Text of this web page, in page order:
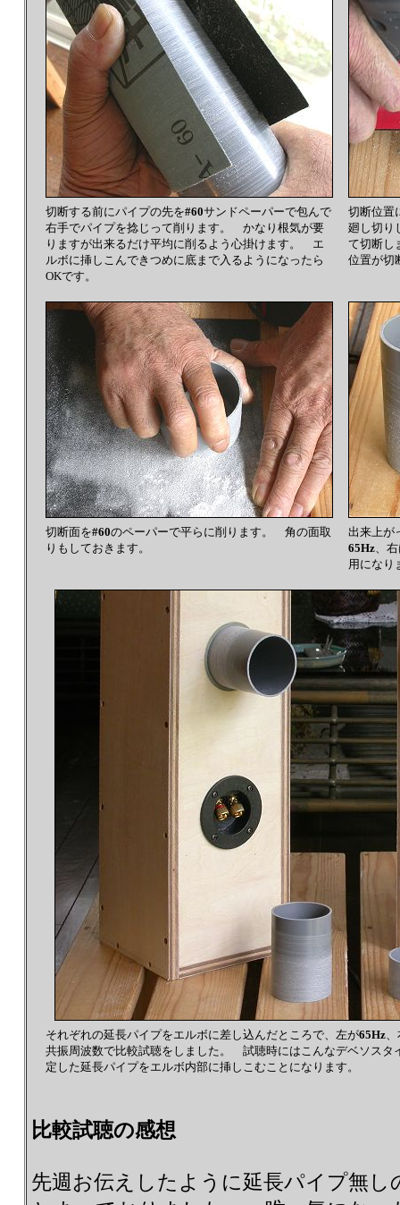
切断する前にパイプの先を#60サンドペーパーで包んで
右手でパイプを捻じって削ります。 かなり根気が要
りますが出来るだけ平均に削るよう心掛けます。 エ
ルボに挿しこんできつめに底まで入るようになったら
OKです。
切断位置
廻し切
て切断し
位置が切
切断面を#60のペーパーで平らに削ります。 角の面取
りもしておきます。
出来上が
65Hz、
用になり
それぞれの延長パイプをエルボに差し込んだところで、左が65Hz、
共振周波数で比較試聴をしました。 試聴時にはこんなデベソスタ
定した延長パイプをエルボ内部に挿しこむことになります。
比較試聴の感想
先週お伝えしたように延長パイプ無